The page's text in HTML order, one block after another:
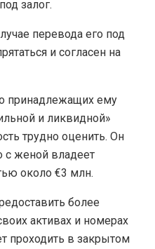
залог.
перевода его под
и согласен на
принадлежащих ему
и ликвидной»
трудно оценить. Он
с женой владеет
около €3 млн.
более
активах и номерах
проходить в закрытом